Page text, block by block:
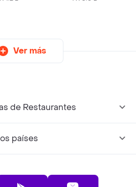
Ver más
de Restaurantes
países